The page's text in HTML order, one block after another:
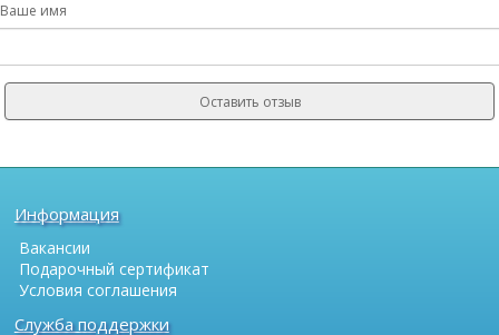
Ваше имя
Оставить отзыв
Информация
Вакансии
Подарочный сертификат
Условия соглашения
Служба поддержки